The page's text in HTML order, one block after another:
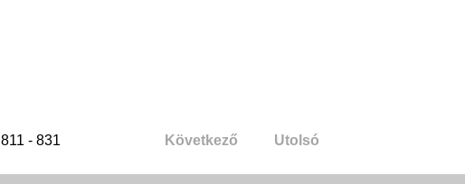
811 - 831 Következő Utolsó